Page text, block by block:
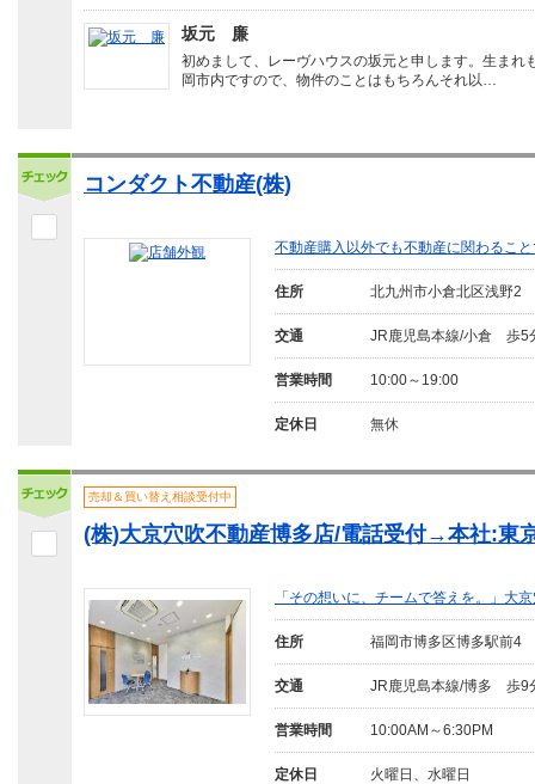
坂元 廉
初めまして、レーヴハウスの坂元と申します。生まれ
岡市内ですので、物件のことはもちろんそれ以…
コンダクト不動産(株)
不動産購入以外でも不動産に関わるこ
住所 北九州市小倉北区浅野2
交通 JR鹿児島本線/小倉 歩5
営業時間 10:00～19:00
定休日 無休
売却＆買い替え相談受付中
(株)大京穴吹不動産博多店/電話受付→本社:東
「その想いに、チームで答えを。」大
住所 福岡市博多区博多駅前4
交通 JR鹿児島本線/博多 歩9
営業時間 10:00AM～6:30PM
定休日 火曜日、水曜日